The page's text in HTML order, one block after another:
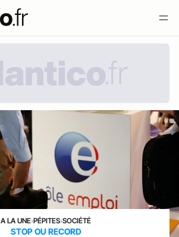
A LA UNE›PÉPITES›SOCIÉTÉ
STOP OU RECORD